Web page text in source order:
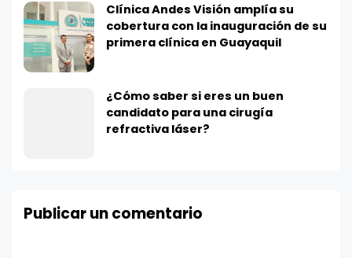
Clínica Andes Visión amplía su
cobertura con la inauguración de su
primera clínica en Guayaquil
¿Cómo saber si eres un buen
candidato para una cirugía
refractiva láser?
Publicar un comentario